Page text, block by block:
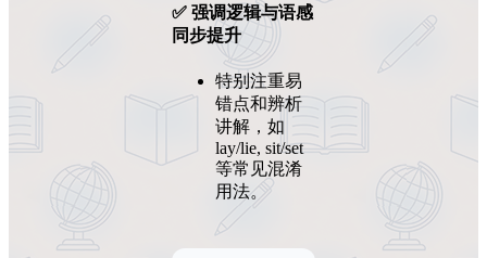
✅ 强调逻辑与语感
同步提升
特别注重易
错点和辨析
讲解，如
lay/lie, sit/set
等常见混淆
用法。